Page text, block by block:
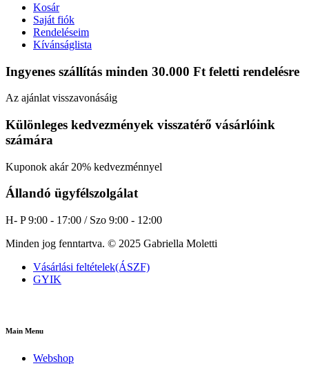
Kosár
Saját fiók
Rendeléseim
Kívánságlista
Ingyenes szállítás minden 30.000 Ft feletti rendelésre
Az ajánlat visszavonásáig
Különleges kedvezmények visszatérő vásárlóink
számára
Kuponok akár 20% kedvezménnyel
Állandó ügyfélszolgálat
H- P 9:00 - 17:00 / Szo 9:00 - 12:00
Minden jog fenntartva. © 2025 Gabriella Moletti
Vásárlási feltételek(ÁSZF)
GYIK
Main Menu
Webshop